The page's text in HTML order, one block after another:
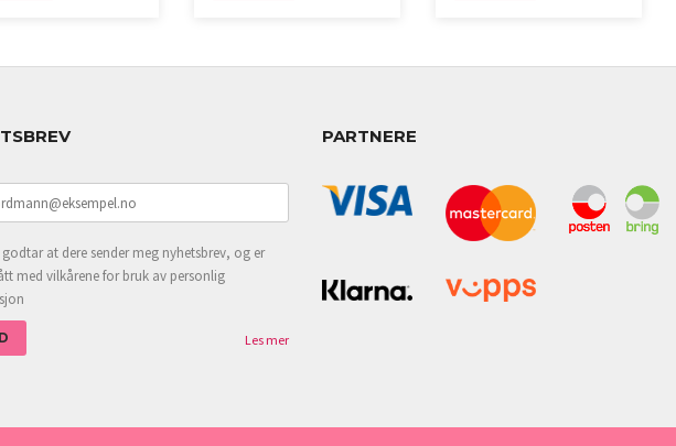
at dere sender meg nyhetsbrev, og er
med vilkårene for bruk av personlig
Les mer
PARTNERE